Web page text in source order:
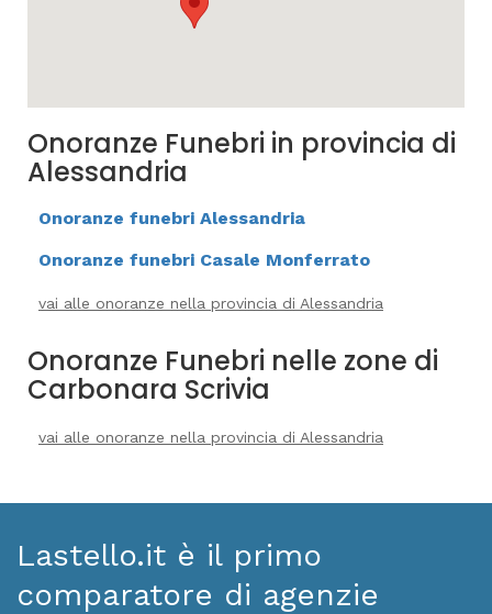
Onoranze Funebri in provincia di
Alessandria
Onoranze funebri Alessandria
Onoranze funebri Casale Monferrato
vai alle onoranze nella provincia di Alessandria
Onoranze Funebri nelle zone di
Carbonara Scrivia
vai alle onoranze nella provincia di Alessandria
Lastello.it è il primo
comparatore di agenzie